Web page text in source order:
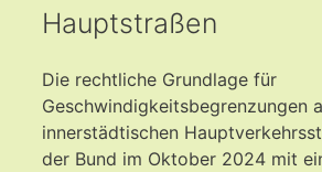
Hauptstraßen
Die rechtliche Grundlage für
Geschwindigkeitsbegrenzungen
innerstädtischen
der Bund im Oktober 2024 mit